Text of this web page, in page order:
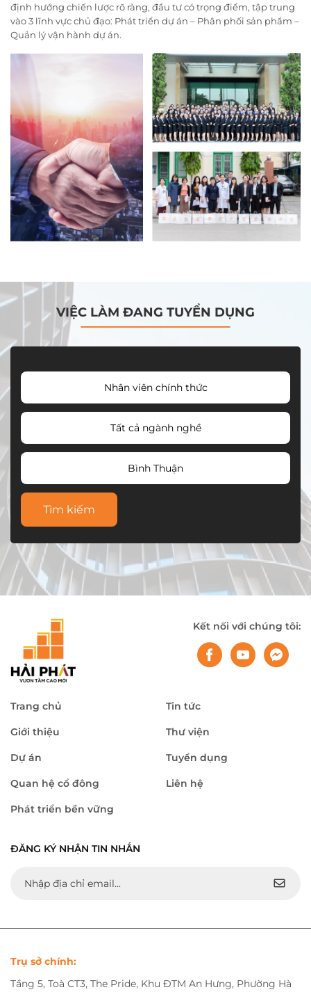
định hướng chiến lược rõ ràng, đầu tư có trọng điểm, tập trung
vào 3 lĩnh vực chủ đạo: Phát triển dự án – Phân phối sản phẩm –
Quản lý vận hành dự án.
VIỆC LÀM ĐANG TUYỂN DỤNG
Nhân viên chính thức
Tất cả ngành nghề
Bình Thuận
Tìm kiếm
Kết nối với chúng tôi:
Trang chủ
Giới thiệu
Dự án
Quan hệ cổ đông
Phát triển bền vững
Tin tức
Thư viện
Tuyển dụng
Liên hệ
ĐĂNG KÝ NHẬN TIN NHẮN
Trụ sở chính:
Tầng 5, Toà CT3, The Pride, Khu ĐTM An Hưng, Phường Hà